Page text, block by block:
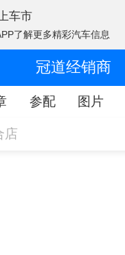
车市
了解更多精彩汽车信息
冠道经销商
参配 图片
店